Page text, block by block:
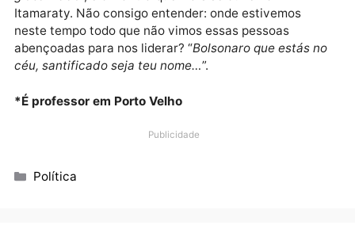
pelo Brasil. Até nos Estados, muitos dos
que foram eleitos à sua sombra se esmeram em
mostrar trabalho só para agradar e satisfazer o
abençoado
” líder. Funcionários comissionados
todos demitidos para o bem geral. Nepotismo, por
mapa político nacional. Relações com a mídia é algo
externo, nada de subalternidade aos interesses